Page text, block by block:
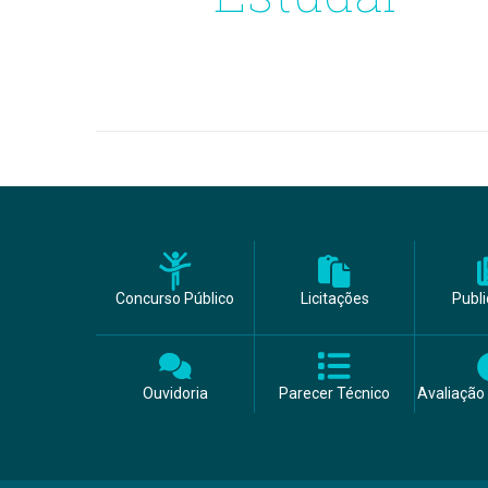
Concurso Público Licitações
Ouvidoria Parecer Técnico Avaliação